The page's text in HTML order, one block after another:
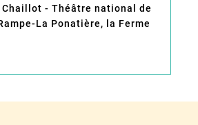
Chaillot - Théâtre national de
La Ponatière, la Ferme